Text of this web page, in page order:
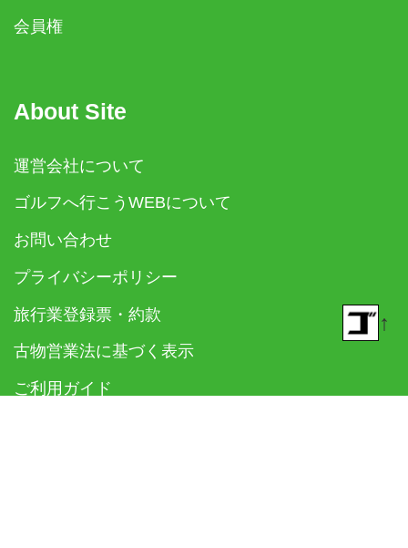
会員権
About Site
運営会社について
ゴルフへ行こうWEBについて
お問い合わせ
プライバシーポリシー
旅行業登録票・約款
古物営業法に基づく表示
ご利用ガイド
↑